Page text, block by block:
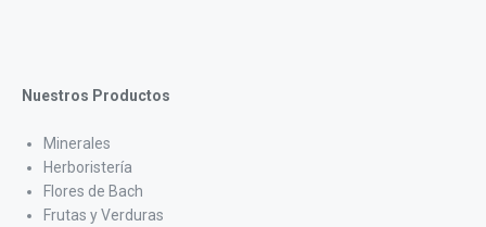
Nuestros Productos
Minerales
Herboristería
Flores de Bach
Frutas y Verduras